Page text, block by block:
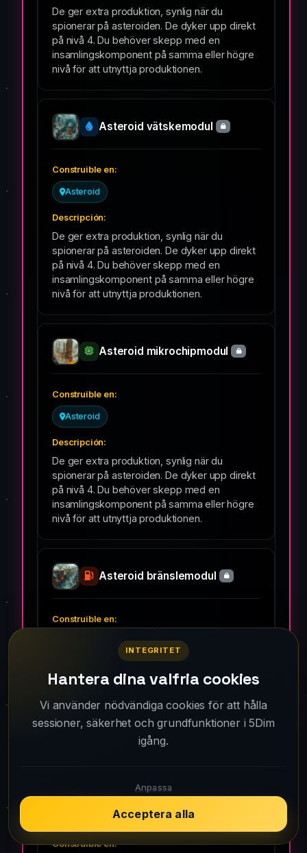
De ger extra produktion, synlig när du
spionerar på asteroiden. De dyker upp direkt
på nivå 4. Du behöver skepp med en
insamlingskomponent på samma eller högre
nivå för att utnyttja produktionen.
Asteroid vätskemodul
Asteroid
De ger extra produktion, synlig när du
spionerar på asteroiden. De dyker upp direkt
på nivå 4. Du behöver skepp med en
insamlingskomponent på samma eller högre
nivå för att utnyttja produktionen.
Asteroid mikrochipmodul
Asteroid
De ger extra produktion, synlig när du
spionerar på asteroiden. De dyker upp direkt
på nivå 4. Du behöver skepp med en
insamlingskomponent på samma eller högre
nivå för att utnyttja produktionen.
Asteroid bränslemodul
De ger extra produktion, synlig när du
spionerar på asteroiden. De dyker upp direkt
på nivå 4. Du behöver skepp med en
insamlingskomponent på samma eller högre
nivå för att utnyttja produktionen.
Asteroid M-A-modul
INTEGRITET
Hantera dina valfria cookies
Vi använder nödvändiga cookies för att hålla
sessioner, säkerhet och grundfunktioner i 5Dim
igång.
Anpassa
Acceptera alla